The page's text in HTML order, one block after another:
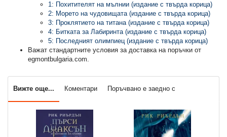
1: Похитителят на мълнии (издание с твърда корица)
2: Морето на чудовищата (издание с твърда корица)
3: Проклятието на титана (издание с твърда корица)
4: Битката за Лабиринта (издание с твърда корица)
5: Последният олимпиец (издание с твърда корица)
Важат стандартните условия за доставка на поръчки от
egmontbulgaria.com.
Вижте още... Коментари Поръчвано е заедно с